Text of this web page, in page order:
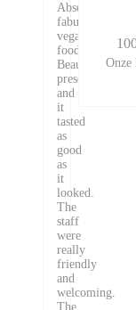
Absolutely
fabulous
vegan
food.
Beautifully
presented
and
it
tasted
as
good
as
it
looked.
The
staff
were
really
friendly
and
welcoming.
The
Onze